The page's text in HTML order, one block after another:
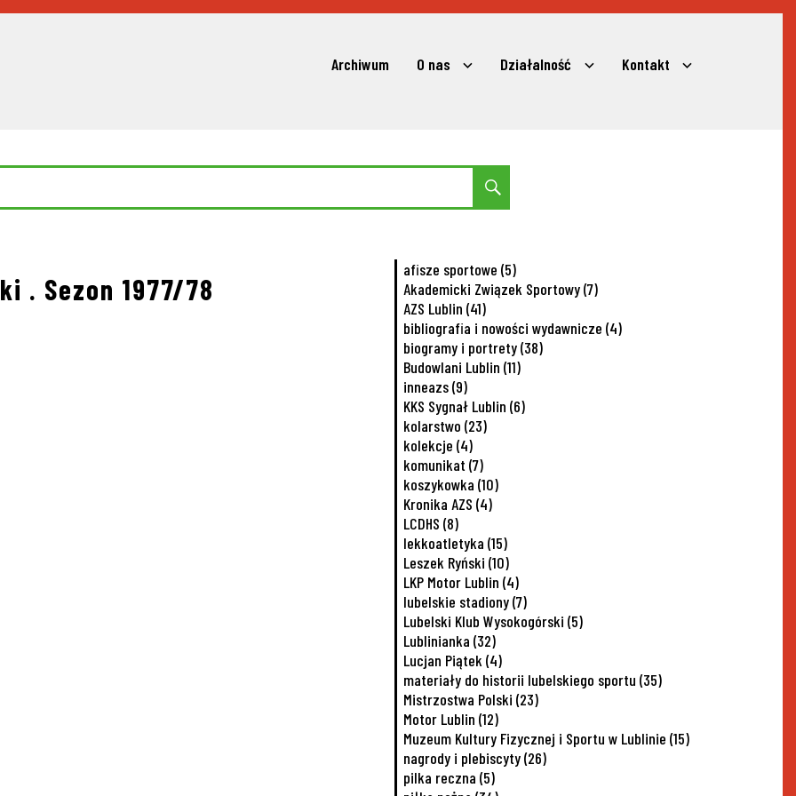
Archiwum O nas
expandDziałalność
expandKontakt
expand
. Sezon 1977/78
afisze sportowe (5)
Akademicki Związek Sportowy(7)
AZS Lublin (41)
bibliografia i nowości wydawnicze (4)
biogramy i portrety(38)
Budowlani Lublin (11)
inneazs(9)
KKS Sygnał Lublin (6)
kolarstwo (23)
kolekcje (4)
komunikat (7)
koszykowka (10)
Kronika AZS (4)
LCDHS (8)
lekkoatletyka (15)
Leszek Ryński (10)
LKP Motor Lublin (4)
lubelskie stadiony(7)
Lubelski Klub Wysokogórski (5)
Lublinianka (32)
Lucjan Piątek (4)
materiały do historii lubelskiego sportu (35)
Mistrzostwa Polski (23)
Motor Lublin (12)
Muzeum Kultury Fizycznej i Sportu w Lublinie (15)
nagrody i plebiscyty(26)
pilka reczna (5)